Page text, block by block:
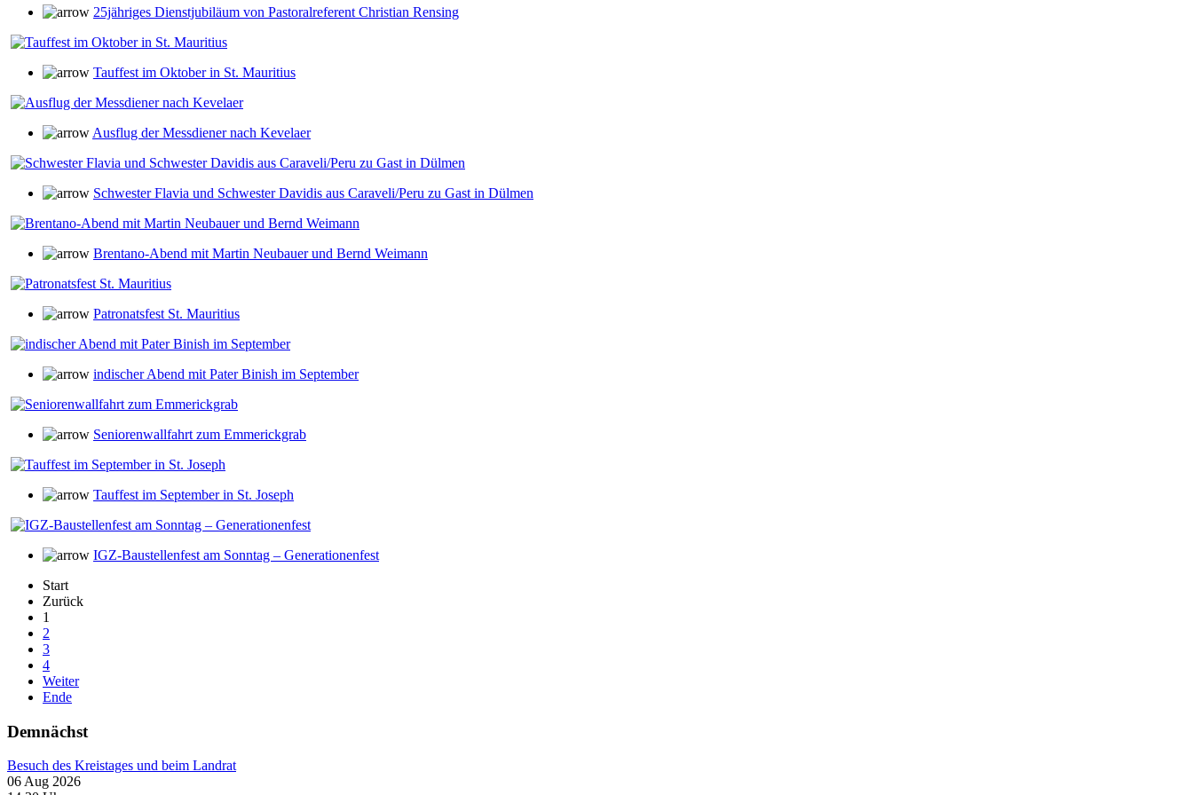
25jähriges Dienstjubiläum von Pastoralreferent Christian Rensing
Tauffest im Oktober in St. Mauritius
Ausflug der Messdiener nach Kevelaer
Schwester Flavia und Schwester Davidis aus Caraveli/Peru zu Gast in Dülmen
Brentano-Abend mit Martin Neubauer und Bernd Weimann
Patronatsfest St. Mauritius
indischer Abend mit Pater Binish im September
Seniorenwallfahrt zum Emmerickgrab
Tauffest im September in St. Joseph
IGZ-Baustellenfest am Sonntag – Generationenfest
Start
Zurück
1
2
3
4
Weiter
Ende
Demnächst
Besuch des Kreistages und beim Landrat
06 Aug 2026